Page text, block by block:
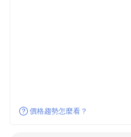
價格趨勢怎麼看？